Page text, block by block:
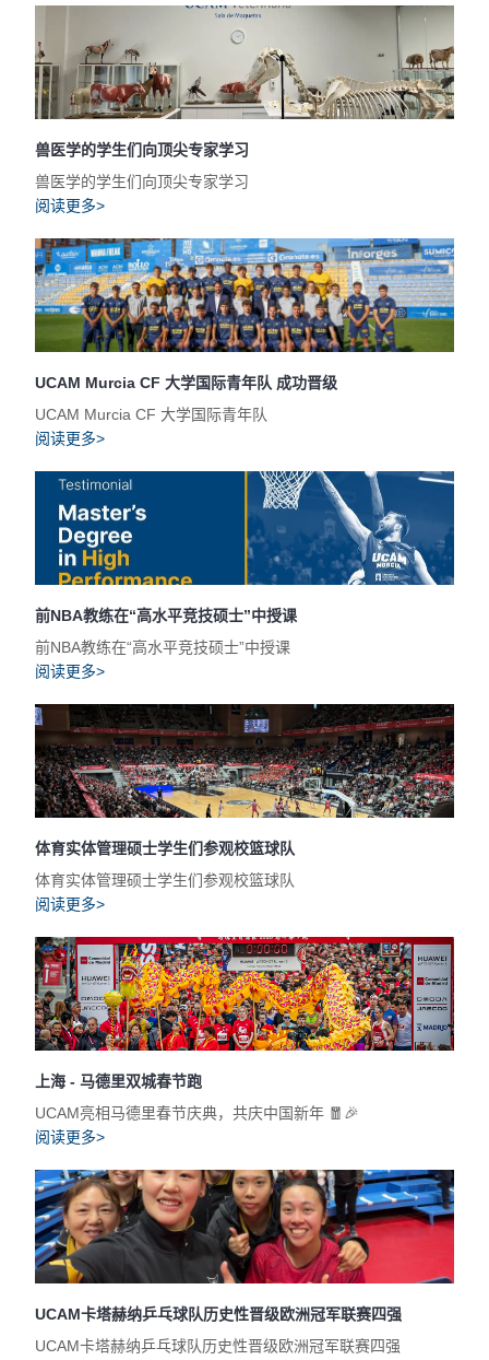
兽医学的学生们向顶尖专家学习
兽医学的学生们向顶尖专家学习
阅读更多>
UCAM Murcia CF 大学国际青年队 成功晋级
UCAM Murcia CF 大学国际青年队
阅读更多>
前NBA教练在“高水平竞技硕士”中授课
前NBA教练在“高水平竞技硕士”中授课
阅读更多>
体育实体管理硕士学生们参观校篮球队
体育实体管理硕士学生们参观校篮球队
阅读更多>
上海 - 马德里双城春节跑
UCAM亮相马德里春节庆典，共庆中国新年 🧧🎉
阅读更多>
UCAM卡塔赫纳乒乓球队历史性晋级欧洲冠军联赛四强
UCAM卡塔赫纳乒乓球队历史性晋级欧洲冠军联赛四强